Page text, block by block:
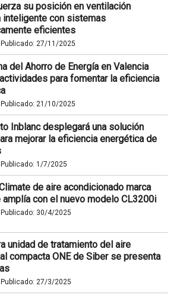
su posición en ventilación
inteligente con sistemas
eficientes
Publicado: 27/11/2025
del Ahorro de Energía en Valencia
para fomentar la eficiencia
Publicado: 21/10/2025
Inblanc desplegará una solución
mejorar la eficiencia energética de
Publicado: 1/7/2025
de aire acondicionado marca
amplía con el nuevo modelo CL3200i
Publicado: 30/4/2025
unidad de tratamiento del aire
compacta ONE de Siber se presenta
Publicado: 27/3/2025